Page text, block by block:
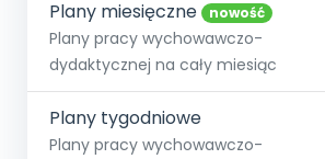
Społeczność
+48 12 631 04 10
O miesięczniku
Strona główna
O Akademii
Poznaj pakiet MAX
Wszystkie projekty
Skontaktuj się
Plany miesięczne nowość
Plany pracy wychowawczo-
dydaktycznej na cały miesiąc
Plany tygodniowe
Plany pracy wychowawczo-